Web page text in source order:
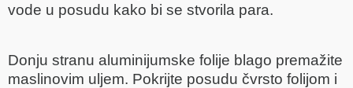
vode u posudu kako bi se stvorila para.
Donju stranu aluminijumske folije blago premažite
maslinovim uljem. Pokrijte posudu čvrsto folijom i